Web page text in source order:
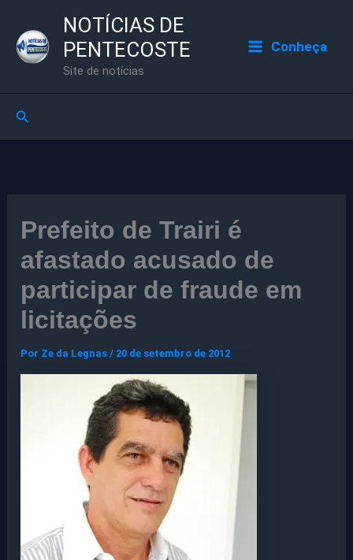
para
NOTÍCIAS DE
PENTECOSTE
Site de notícias
Conheça
Pesquisar
Prefeito de Trairi é
afastado acusado de
participar de fraude em
licitações
Por Ze da Legnas/ 20 de setembro de 2012